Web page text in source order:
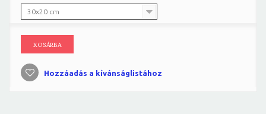
30x20 cm
KOSÁRBA
Hozzáadás a kívánságlistához